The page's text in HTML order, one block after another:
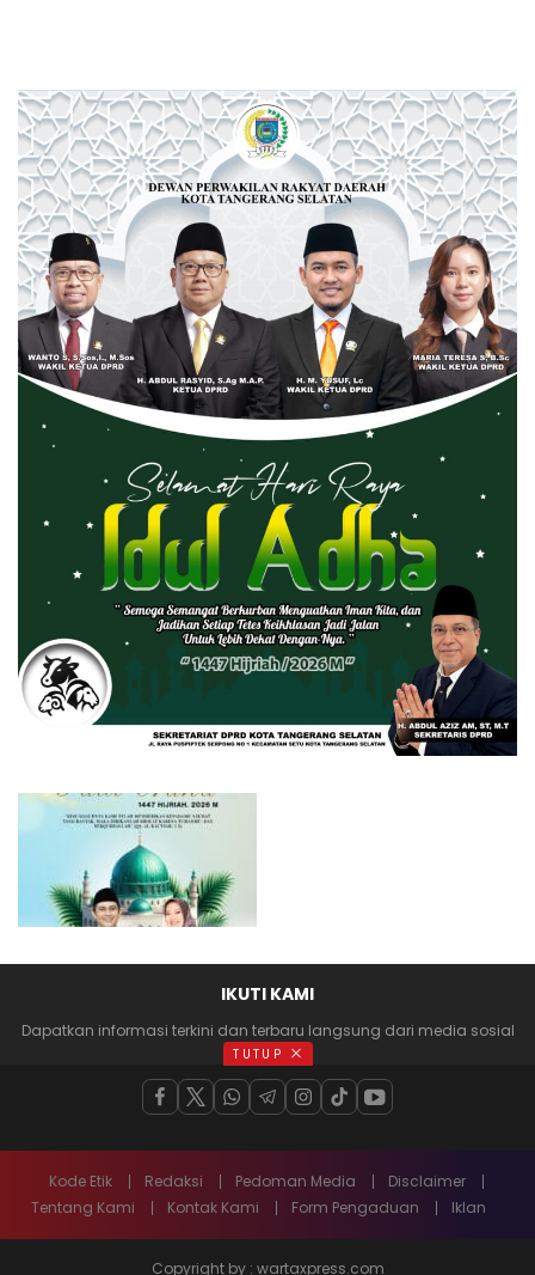
IKUTI KAMI
Dapatkan informasi terkini dan terbaru langsung dari media sosial
anda
Kode Etik Redaksi Pedoman Media
Disclaimer
Tentang Kami
Kontak Kami Form Pengaduan Iklan
Copyright by : wartaxpress.com
TUTUP